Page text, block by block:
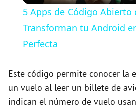
a
V
5 Apps de Código Abierto
Transforman tu Android
Perfecta
Este código permite conocer la
un vuelo al leer un billete de
indican el número de vuelo